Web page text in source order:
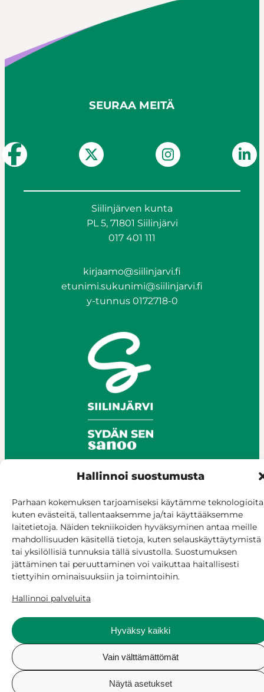
Hallinnoi suostumusta
Parhaan kokemuksen tarjoamiseksi käytämme
kuten evästeitä, tallentaaksemme ja/tai käyttääksemme
laitetietoja. Näiden tekniikoiden hyväksyminen antaa meille
mahdollisuuden käsitellä tietoja, kuten selauskäyttäytymistä
tai yksilöllisiä tunnuksia tällä sivustolla. Suostumuksen
jättäminen tai peruuttaminen voi vaikuttaa haitallisesti
tiettyihin ominaisuuksiin ja toimintoihin.
Hallinnoi palveluita
Hyväksy kaikki
Vain välttämättömät
Näytä asetukset
SEURAA MEITÄ
Siilinjärven kunta
PL 5, 71801 Siilinjärvi
017 401 111
kirjaamo@siilinjarvi.fi
etunimi.sukunimi@siilinjarvi.fi
y-tunnus 0172718-0
© Siilinjärvi 2025
Anna palautetta
Asioi verkossa
Laskutus ja maksaminen
Saavutettavuus
Evästekäytäntö